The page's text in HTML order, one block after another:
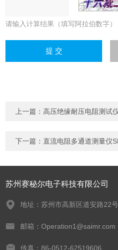
请输入计算结果（填写阿拉伯数字
上一篇：高压绝缘耐压电阻测试
下一篇：直流电阻多通道测量仪
苏州赛秘尔电子科技有限公司
地址：苏州市高新区道安路22号
邮箱：Operation1@saimr.com
传真：86-0512-62519606